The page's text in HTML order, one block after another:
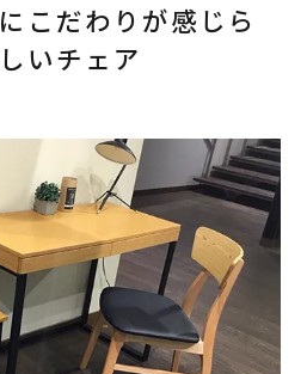
こだわりが感じら
いチェア